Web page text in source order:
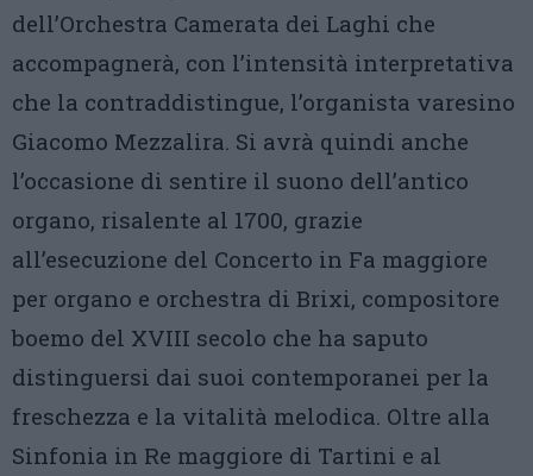
dell’Orchestra Camerata dei Laghi che
accompagnerà, con l’intensità interpretativa
che la contraddistingue, l’organista varesino
Giacomo Mezzalira. Si avrà quindi anche
l’occasione di sentire il suono dell’antico
organo, risalente al 1700, grazie
all’esecuzione del Concerto in Fa maggiore
per organo e orchestra di Brixi, compositore
boemo del XVIII secolo che ha saputo
distinguersi dai suoi contemporanei per la
freschezza e la vitalità melodica. Oltre alla
Sinfonia in Re maggiore di Tartini e al